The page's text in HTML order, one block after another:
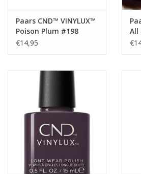
Paars CND™ VINYLUX™
Poison Plum #198
€14,95
All